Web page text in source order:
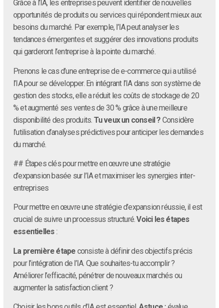
Grâce à l’IA, les entreprises peuvent identifier de nouvelles
opportunités de produits ou services qui répondent mieux aux
besoins du marché. Par exemple, l’IA peut analyser les
tendances émergentes et suggérer des innovations produits
qui garderont l’entreprise à la pointe du marché.
Prenons le cas d’une entreprise de e-commerce qui a utilisé
l’IA pour se développer. En intégrant l’IA dans son système de
gestion des stocks, elle a réduit les coûts de stockage de 20
% et augmenté ses ventes de 30 % grâce à une meilleure
disponibilité des produits. Tu veux un conseil ? Considère
l’utilisation d’analyses prédictives pour anticiper les demandes
du marché.
## Étapes clés pour mettre en œuvre une stratégie
d’expansion basée sur l’IA et maximiser les synergies inter-
entreprises
Pour mettre en œuvre une stratégie d’expansion réussie, il est
crucial de suivre un processus structuré.Voici les étapes
essentielles :
La première étape consiste à définir des objectifs précis
pour l’intégration de l’IA. Que souhaites-tu accomplir ?
Améliorer l’efficacité, pénétrer de nouveaux marchés ou
augmenter la satisfaction client ?